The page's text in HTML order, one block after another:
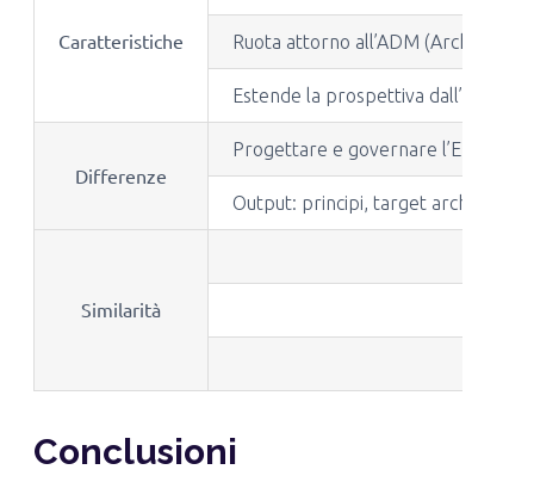
Caratteristiche Ruota attorno all’ADM
Estende la prospettiva dall’IT
Differenze
Progettare e governare
Output: principi, target
Similarità
Conclusioni